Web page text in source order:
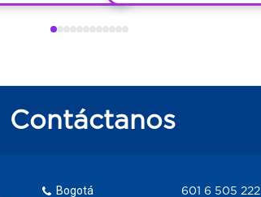
Contáctanos
Bogotá
601 6 505 222